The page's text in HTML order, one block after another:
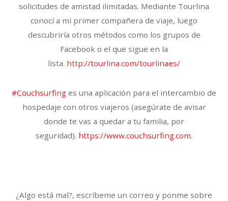
solicitudes de amistad ilimitadas. Mediante Tourlina
conocí a mi primer compañera de viaje, luego
descubriría otros métodos como los grupos de
Facebook o el que sigue en la
lista. http://tourlina.com/tourlinaes/
#Couchsurfing es una aplicación para el intercambio de
hospedaje con otros viajeros (asegúrate de avisar
donde te vas a quedar a tu familia, por
seguridad). https://www.couchsurfing.com.
¿Algo está mal?, escríbeme un correo y ponme sobre